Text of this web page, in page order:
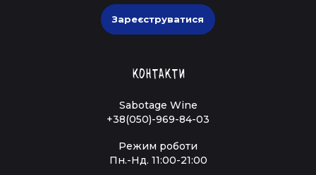
Зареєструватися
Контакти
Sabotage Wine
+38(050)-969-84-03
Режим роботи
Пн.-Нд. 11:00-21:00